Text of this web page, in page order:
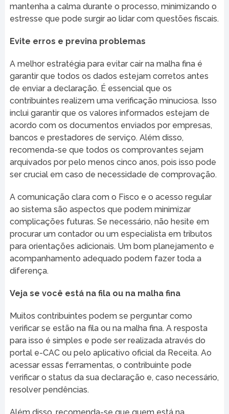
mantenha a calma durante o processo, minimizando o
estresse que pode surgir ao lidar com questões fiscais.
Evite erros e previna problemas
A melhor estratégia para evitar cair na malha fina é
garantir que todos os dados estejam corretos antes
de enviar a declaração. É essencial que os
contribuintes realizem uma verificação minuciosa. Isso
inclui garantir que os valores informados estejam de
acordo com os documentos enviados por empresas,
bancos e prestadores de serviço. Além disso,
recomenda-se que todos os comprovantes sejam
arquivados por pelo menos cinco anos, pois isso pode
ser crucial em caso de necessidade de comprovação.
A comunicação clara com o Fisco e o acesso regular
ao sistema são aspectos que podem minimizar
complicações futuras. Se necessário, não hesite em
procurar um contador ou um especialista em tributos
para orientações adicionais. Um bom planejamento e
acompanhamento adequado podem fazer toda a
diferença.
Veja se você está na fila ou na malha fina
Muitos contribuintes podem se perguntar como
verificar se estão na fila ou na malha fina. A resposta
para isso é simples e pode ser realizada através do
portal e-CAC ou pelo aplicativo oficial da Receita. Ao
acessar essas ferramentas, o contribuinte pode
verificar o status da sua declaração e, caso necessário,
resolver pendências.